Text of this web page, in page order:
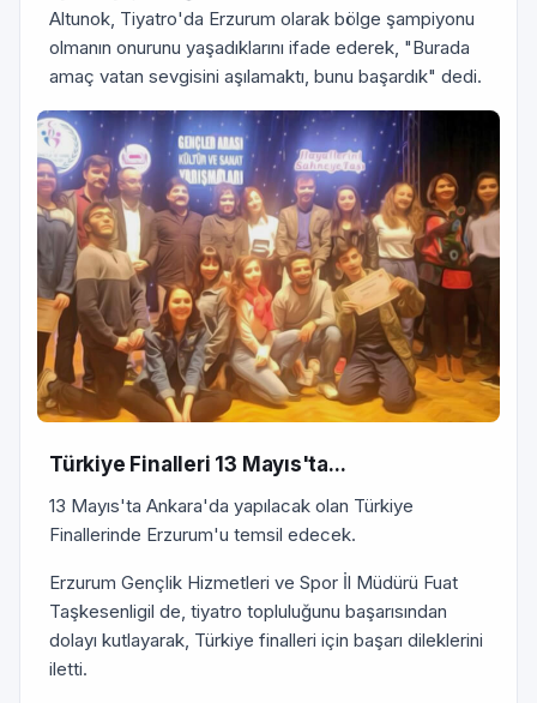
Altunok, Tiyatro'da Erzurum olarak bölge şampiyonu
olmanın onurunu yaşadıklarını ifade ederek, "Burada
amaç vatan sevgisini aşılamaktı, bunu başardık" dedi.
Türkiye Finalleri 13 Mayıs'ta...
13 Mayıs'ta Ankara'da yapılacak olan Türkiye
Finallerinde Erzurum'u temsil edecek.
Erzurum Gençlik Hizmetleri ve Spor İl Müdürü Fuat
Taşkesenligil de, tiyatro topluluğunu başarısından
dolayı kutlayarak, Türkiye finalleri için başarı dileklerini
iletti.